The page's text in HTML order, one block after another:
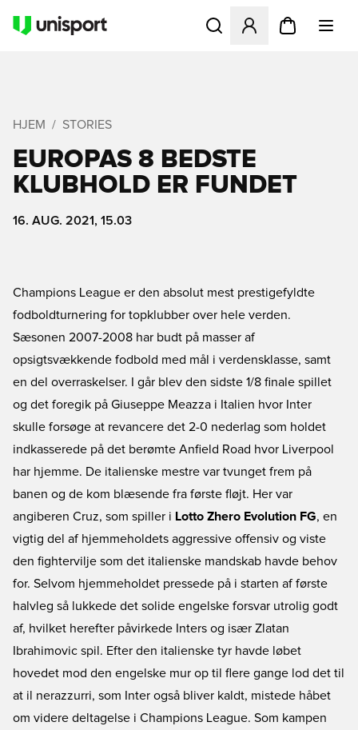
Åbner en Modal til at
HJEM STORIES
EUROPAS 8 BEDSTE
KLUBHOLD ER FUNDET
16. AUG. 2021, 15.03
Champions League er den absolut mest prestigefyldte
fodboldturnering for topklubber over hele verden.
Sæsonen 2007-2008 har budt på masser af
opsigtsvækkende fodbold med mål i verdensklasse, samt
en del overraskelser. I går blev den sidste 1/8 finale spillet
og det foregik på Giuseppe Meazza i Italien hvor Inter
skulle forsøge at revancere det 2-0 nederlag som holdet
indkasserede på det berømte Anfield Road hvor Liverpool
har hjemme. De italienske mestre var tvunget frem på
banen og de kom blæsende fra første fløjt. Her var
angiberen Cruz, som spiller i Lotto Zhero Evolution FG, en
vigtig del af hjemmeholdets aggressive offensiv og viste
den fightervilje som det italienske mandskab havde behov
for. Selvom hjemmeholdet pressede på i starten af første
halvleg så lukkede det solide engelske forsvar utrolig godt
af, hvilket herefter påvirkede Inters og især Zlatan
Ibrahimovic spil. Efter den italienske tyr havde løbet
hovedet mod den engelske mur op til flere gange lod det til
at il nerazzurri, som Inter også bliver kaldt, mistede håbet
om videre deltagelse i Champions League. Som kampen